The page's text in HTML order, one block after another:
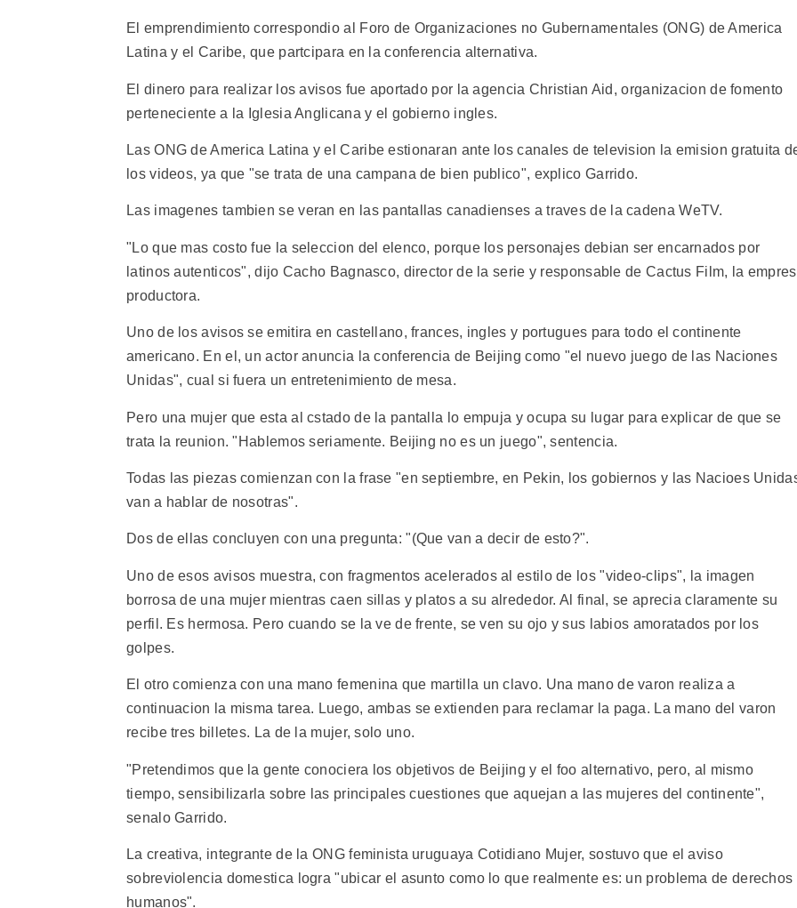
El emprendimiento correspondio al Foro de Organizaciones no Gubernamentales (ONG) de America
Latina y el Caribe, que partcipara en la conferencia alternativa.
El dinero para realizar los avisos fue aportado por la agencia Christian Aid, organizacion de fomento
perteneciente a la Iglesia Anglicana y el gobierno ingles.
Las ONG de America Latina y el Caribe estionaran ante los canales de television la emision gratuita
los videos, ya que "se trata de una campana de bien publico", explico Garrido.
Las imagenes tambien se veran en las pantallas canadienses a traves de la cadena WeTV.
"Lo que mas costo fue la seleccion del elenco, porque los personajes debian ser encarnados por
latinos autenticos", dijo Cacho Bagnasco, director de la serie y responsable de Cactus Film, la
productora.
Uno de los avisos se emitira en castellano, frances, ingles y portugues para todo el continente
americano. En el, un actor anuncia la conferencia de Beijing como "el nuevo juego de las Naciones
Unidas", cual si fuera un entretenimiento de mesa.
Pero una mujer que esta al cstado de la pantalla lo empuja y ocupa su lugar para explicar de que se
trata la reunion. "Hablemos seriamente. Beijing no es un juego", sentencia.
Todas las piezas comienzan con la frase "en septiembre, en Pekin, los gobiernos y las Nacioes
van a hablar de nosotras".
Dos de ellas concluyen con una pregunta: "(Que van a decir de esto?".
Uno de esos avisos muestra, con fragmentos acelerados al estilo de los "video-clips", la imagen
borrosa de una mujer mientras caen sillas y platos a su alrededor. Al final, se aprecia claramente su
perfil. Es hermosa. Pero cuando se la ve de frente, se ven su ojo y sus labios amoratados por los
golpes.
El otro comienza con una mano femenina que martilla un clavo. Una mano de varon realiza a
continuacion la misma tarea. Luego, ambas se extienden para reclamar la paga. La mano del varon
recibe tres billetes. La de la mujer, solo uno.
"Pretendimos que la gente conociera los objetivos de Beijing y el foo alternativo, pero, al mismo
tiempo, sensibilizarla sobre las principales cuestiones que aquejan a las mujeres del continente",
senalo Garrido.
La creativa, integrante de la ONG feminista uruguaya Cotidiano Mujer, sostuvo que el aviso
sobreviolencia domestica logra "ubicar el asunto como lo que realmente es: un problema de derechos
humanos".